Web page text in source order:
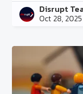
Disrupt
Oct 28, 2025